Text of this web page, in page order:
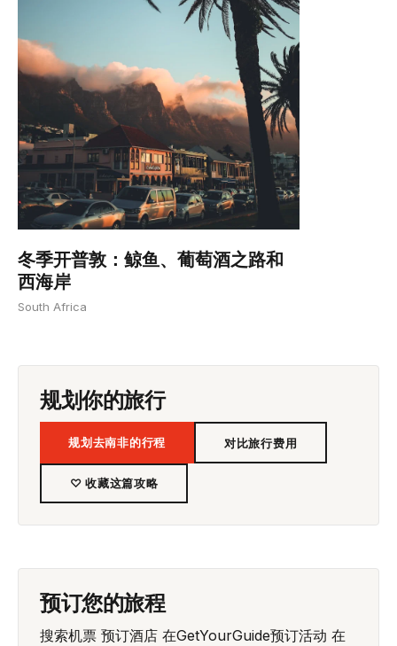
冬季开普敦：鲸鱼、葡萄酒之路和
西海岸
South Africa
规划你的旅行
规划去南非的行程 对比旅行费用
♡ 收藏这篇攻略
预订您的旅程
搜索机票 预订酒店 在GetYourGuide预订活动 在